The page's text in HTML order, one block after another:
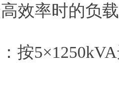
效率时的负
按